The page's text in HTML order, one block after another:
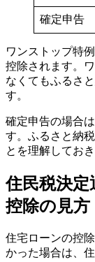
確定申告
ワンストップ特
控除されます。
なくてもふるさ
す。
確定申告の場合
す。ふるさと納
とを理解しておき
住民税決
控除の見方
住宅ローンの控
かった場合は、